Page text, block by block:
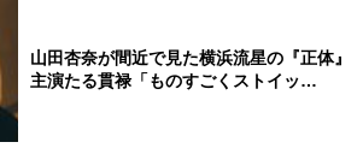
山田杏奈が間近で見た横浜流星の『正体』
主演たる貫禄「ものすごくストイッ…